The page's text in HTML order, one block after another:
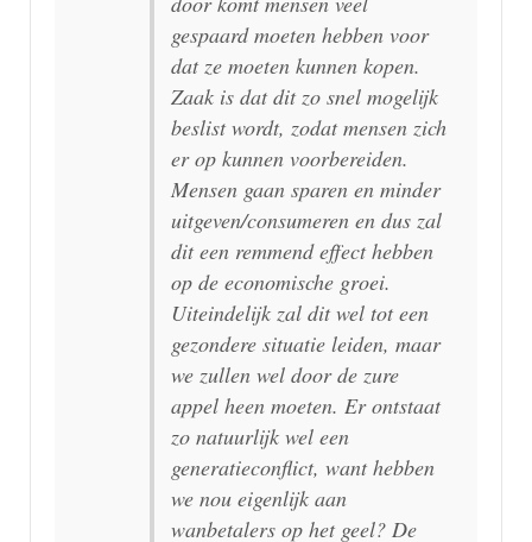
gespaard moeten hebben voor
dat ze moeten kunnen kopen.
Zaak is dat dit zo snel mogelijk
beslist wordt, zodat mensen zich
er op kunnen voorbereiden.
Mensen gaan sparen en minder
uitgeven/consumeren en dus zal
dit een remmend effect hebben
op de economische groei.
Uiteindelijk zal dit wel tot een
gezondere situatie leiden, maar
we zullen wel door de zure
appel heen moeten. Er ontstaat
zo natuurlijk wel een
generatieconflict, want hebben
we nou eigenlijk aan
wanbetalers op het geel? De